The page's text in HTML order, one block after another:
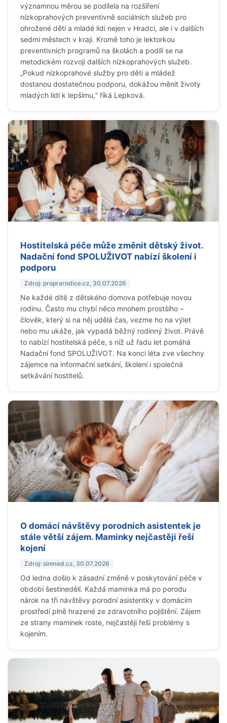
významnou měrou se podílela na rozšíření
nízkoprahových preventivně sociálních služeb pro
ohrožené děti a mladé lidi nejen v Hradci, ale i v dalších
sedmi městech v kraji. Kromě toho je lektorkou
preventivních programů na školách a podílí se na
metodickém rozvoji dalších nízkoprahových služeb.
„Pokud nízkoprahové služby pro děti a mládež
dostanou dostatečnou podporu, dokážou měnit životy
mladých lidí k lepšímu,“ říká Lepková.
Hostitelská péče může změnit dětský život.
Nadační fond SPOLUŽIVOT nabízí školení i
podporu
Zdroj: proprarodice.cz, 30.07.2026
Ne každé dítě z dětského domova potřebuje novou
rodinu. Často mu chybí něco mnohem prostšího –
člověk, který si na něj udělá čas, vezme ho na výlet
nebo mu ukáže, jak vypadá běžný rodinný život. Právě
to nabízí hostitelská péče, s níž už řadu let pomáhá
Nadační fond SPOLUŽIVOT. Na konci léta zve všechny
zájemce na informační setkání, školení i společná
setkávání hostitelů.
O domácí návštěvy porodních asistentek je
stále větší zájem. Maminky nejčastěji řeší
kojení
Zdroj: sinmed.cz, 30.07.2026
Od ledna došlo k zásadní změně v poskytování péče v
období šestinedělí. Každá maminka má po porodu
nárok na tři návštěvy porodní asistentky v domácím
prostředí plně hrazené ze zdravotního pojištění. Zájem
ze strany maminek roste, nejčastěji řeší problémy s
kojením.